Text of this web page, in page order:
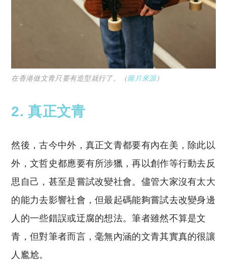
在香港做文青只要有造型就行了。（圖片來源）
2. 真正文青
然後，古今中外， 真正文青都要有內在美，除此以
外，文哲史都應要有所涉獵，再以創作等行動去反
思自己， 甚至是嘗試改變社會。儘管大家沒有太大
的能力去影響社會，但最起碼能夠嘗試去改變身邊
人的一些錯誤或迂腐的想法。筆者雖然不算是文
青，但對筆者而言，毫無內涵的文青其實真的很讓
人尷尬。